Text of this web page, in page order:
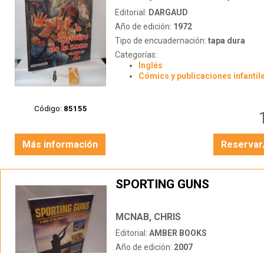
Código: 85155
Editorial: DARGAUD
Año de edición: 1972
Tipo de encuadernación: tapa dura
Categorías:
Inglés
Cómics y publicaciones
Más información
SPORTING GUNS
MCNAB, CHRIS
Editorial: AMBER BOOKS
Año de edición: 2007